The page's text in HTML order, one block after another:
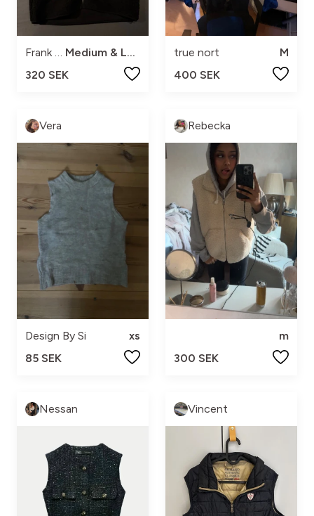
Frank Dandy
Medium & Large finns
320 SEK
true nort
M
400 SEK
Vera
Design By Si
xs
85 SEK
Rebecka
m
300 SEK
Nessan Vincent